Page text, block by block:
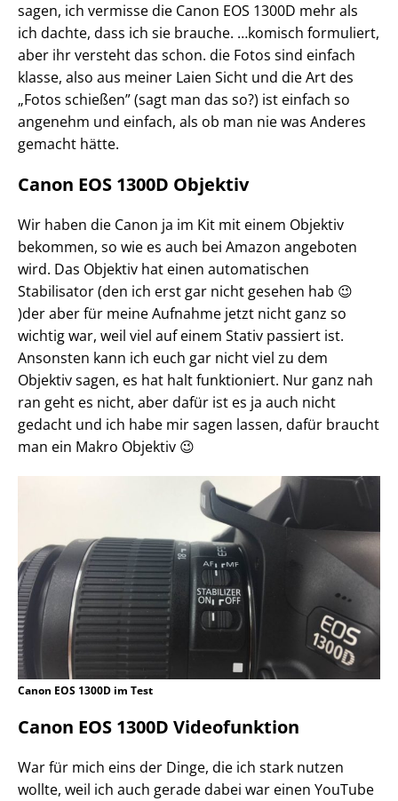
sagen, ich vermisse die Canon EOS 1300D mehr als
ich dachte, dass ich sie brauche. …komisch formuliert,
aber ihr versteht das schon. die Fotos sind einfach
klasse, also aus meiner Laien Sicht und die Art des
„Fotos schießen” (sagt man das so?) ist einfach so
angenehm und einfach, als ob man nie was Anderes
gemacht hätte.
Canon EOS 1300D Objektiv
Wir haben die Canon ja im Kit mit einem Objektiv
bekommen, so wie es auch bei Amazon angeboten
wird. Das Objektiv hat einen automatischen
Stabilisator (den ich erst gar nicht gesehen hab 😉
)der aber für meine Aufnahme jetzt nicht ganz so
wichtig war, weil viel auf einem Stativ passiert ist.
Ansonsten kann ich euch gar nicht viel zu dem
Objektiv sagen, es hat halt funktioniert. Nur ganz nah
ran geht es nicht, aber dafür ist es ja auch nicht
gedacht und ich habe mir sagen lassen, dafür braucht
man ein Makro Objektiv 😉
Canon EOS 1300D im Test
Canon EOS 1300D Videofunktion
War für mich eins der Dinge, die ich stark nutzen
wollte, weil ich auch gerade dabei war einen YouTube